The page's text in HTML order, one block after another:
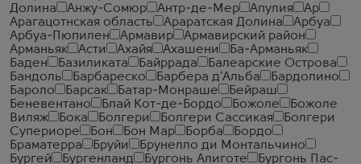
Долина
Анжу-Сомюр Антр-де-Мер Апулия
Ар
Арагацотнская область
Араратская Долина
Арбуа
Арбуа-Пюпилен
Армавир
Армавирский район
Арманьяк
Асти Ахайя Ахашени
Ба-Арманьяк
Баден
Базиликата Байррада
Балеарские Острова
Бандоль
Барбареско Барбера д'Альба
Бардолино
Бароло
Барсак Батар-Монраше
Бейраш
Беневентано
Блай Кот-де-Бордо Божоле
Божоле
Виляж
Бока Болгери Болгери Сассикая
Болгери
Супериоре
Бон Бон Мар Борба
Бордо
Браматерра
Бруйи
Брунелло ди Монтальчино
Бургей
Бургенланд Бургонь Алиготе
Бургонь Пас-